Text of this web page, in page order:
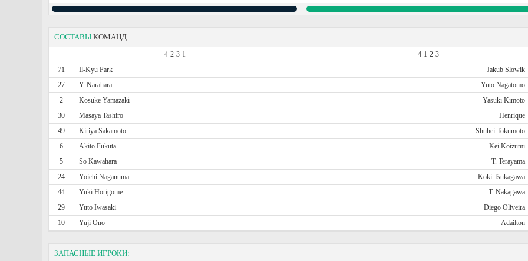
СОСТАВЫ КОМАНД
4-2-3-1
4-1-2-3
71
Il-Kyu Park Jakub Slowik
27
Y. Narahara Yuto Nagatomo
2
Kosuke Yamazaki Yasuki Kimoto
30
Masaya Tashiro Henrique
49
Kiriya Sakamoto Shuhei Tokumoto
6
Akito Fukuta Kei Koizumi
5
So Kawahara T. Terayama
24
Yoichi Naganuma Koki Tsukagawa
44
Yuki Horigome T. Nakagawa
29
Yuto Iwasaki Diego Oliveira
10
Yuji Ono Adailton
ЗАПАСНЫЕ ИГРОКИ: